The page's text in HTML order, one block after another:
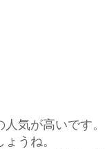
気が高いです。
うね。